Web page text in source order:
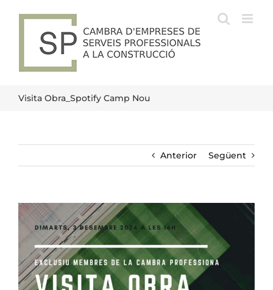
Visita Obra_Spotify Camp Nou
Anterior Següent
View
Larger
Image